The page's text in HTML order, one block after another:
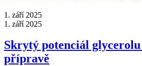
1. září 2025
1. září 2025
Skrytý potenciál
přípravě